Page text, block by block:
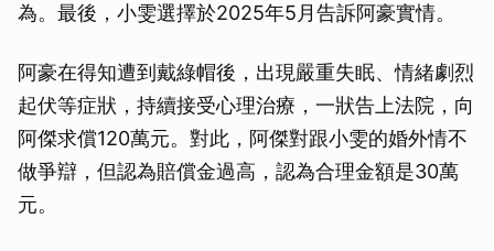
為。最後，小雯選擇於2025年5月告訴阿豪實情。
阿豪在得知遭到戴綠帽後，出現嚴重失眠、情緒劇烈
起伏等症狀，持續接受心理治療，一狀告上法院，向
阿傑求償120萬元。對此，阿傑對跟小雯的婚外情不
做爭辯，但認為賠償金過高，認為合理金額是30萬
元。